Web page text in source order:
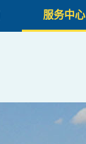
服务中心